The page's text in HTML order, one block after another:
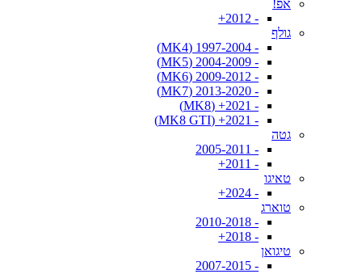
אפ!
- 2012+
גולף
- 1997-2004 (MK4)
- 2004-2009 (MK5)
- 2009-2012 (MK6)
- 2013-2020 (MK7)
- 2021+ (MK8)
- 2021+ (MK8 GTI)
גטה
- 2005-2011
- 2011+
טאיגו
- 2024+
טוארג
- 2010-2018
- 2018+
טיגואן
- 2007-2015